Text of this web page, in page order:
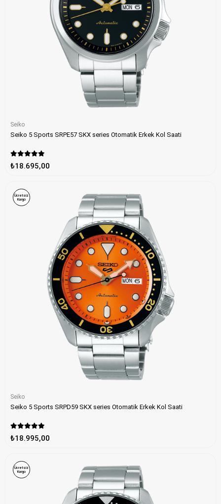
Seiko
Seiko 5 Sports SRPE57 SKX series Otomatik Erkek Kol Saati
₺18.695,00
Seiko
Seiko 5 Sports SRPD59 SKX series Otomatik Erkek Kol Saati
₺18.995,00
Ücretsiz
Kargo
Ücretsiz
Kargo